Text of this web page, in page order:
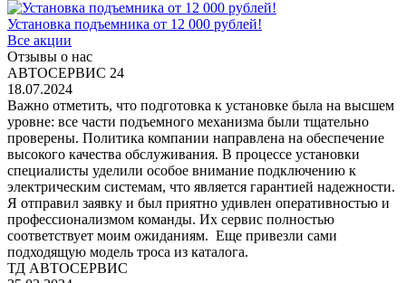
Установка подъемника от 12 000 рублей!
Все акции
Отзывы о нас
АВТОСЕРВИС 24
18.07.2024
Важно отметить, что подготовка к установке была на высшем
уровне: все части подъемного механизма были тщательно
проверены. Политика компании направлена на обеспечение
высокого качества обслуживания. В процессе установки
специалисты уделили особое внимание подключению к
электрическим системам, что является гарантией надежности.
Я отправил заявку и был приятно удивлен оперативностью и
профессионализмом команды. Их сервис полностью
соответствует моим ожиданиям. Еще привезли сами
подходящую модель троса из каталога.
ТД АВТОСЕРВИС